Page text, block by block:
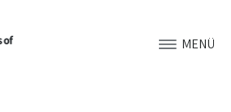
MENÜ